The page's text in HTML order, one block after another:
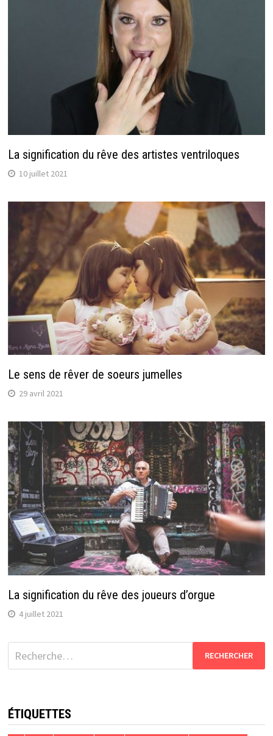
La signification du rêve des artistes ventriloques
10 juillet 2021
Le sens de rêver de soeurs jumelles
29 avril 2021
La signification du rêve des joueurs d’orgue
4 juillet 2021
Rechercher :
ÉTIQUETTES